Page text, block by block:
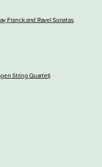
Franck and Ravel Sonatas
String Quartet)